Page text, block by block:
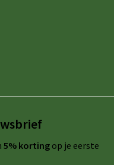
5% kortingop je eerste